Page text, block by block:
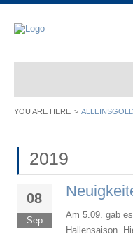
2019
08
Sep
Am 5.09. gab
Hallensaison.